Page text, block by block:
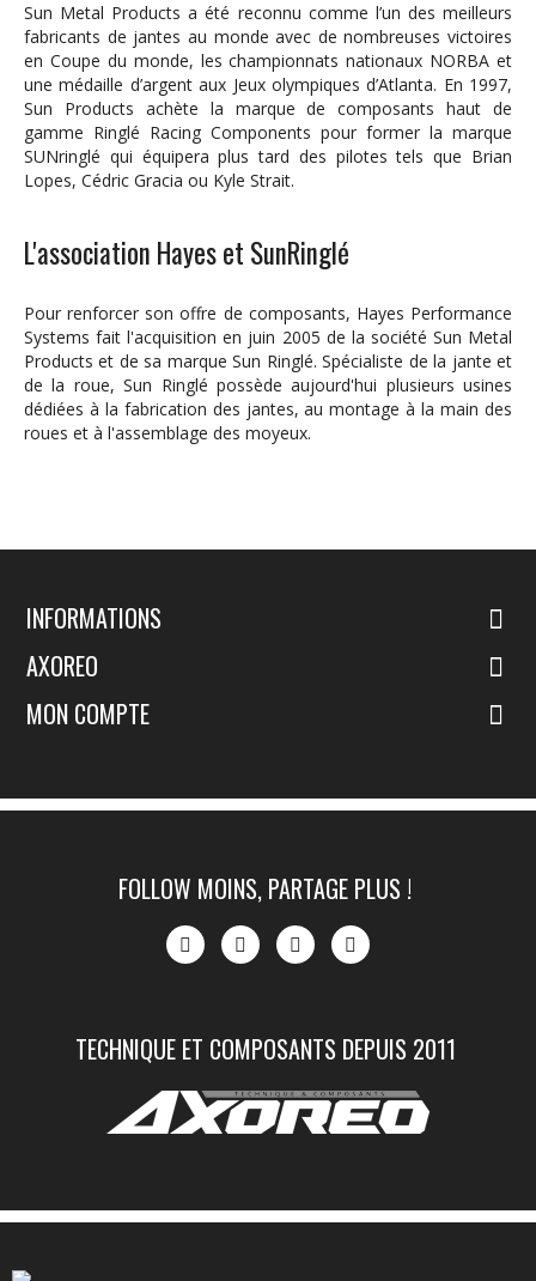
Sun Metal Products a été reconnu comme l’un des meilleurs
fabricants de jantes au monde avec de nombreuses victoires
en Coupe du monde, les championnats nationaux NORBA et
une médaille d’argent aux Jeux olympiques d’Atlanta. En 1997,
Sun Products achète la marque de composants haut de
gamme Ringlé Racing Components pour former la marque
SUNringlé qui équipera plus tard des pilotes tels que Brian
Lopes, Cédric Gracia ou Kyle Strait.
L'association Hayes et SunRinglé
Pour renforcer son offre de composants, Hayes Performance
Systems fait l'acquisition en juin 2005 de la société Sun Metal
Products et de sa marque Sun Ringlé. Spécialiste de la jante et
de la roue, Sun Ringlé possède aujourd'hui plusieurs usines
dédiées à la fabrication des jantes, au montage à la main des
roues et à l'assemblage des moyeux.
INFORMATIONS
AXOREO
MON COMPTE
FOLLOW MOINS, PARTAGE PLUS !
TECHNIQUE ET COMPOSANTS DEPUIS 2011